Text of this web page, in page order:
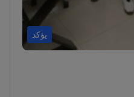
يؤكد